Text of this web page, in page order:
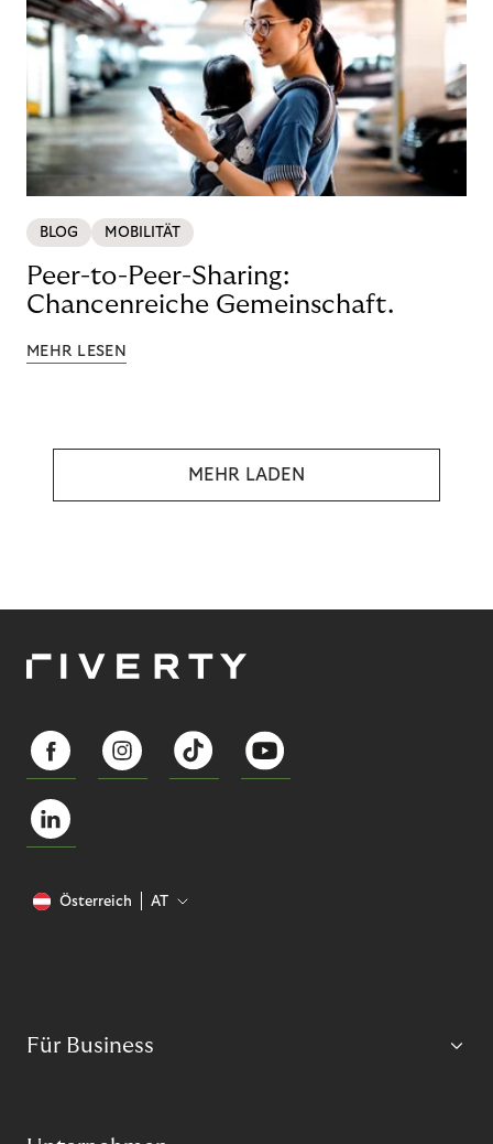
BLOG MOBILITÄT
Peer-to-Peer-Sharing:
Chancenreiche Gemeinschaft.
MEHR LESEN
MEHR LADEN
Österreich AT
Für Business